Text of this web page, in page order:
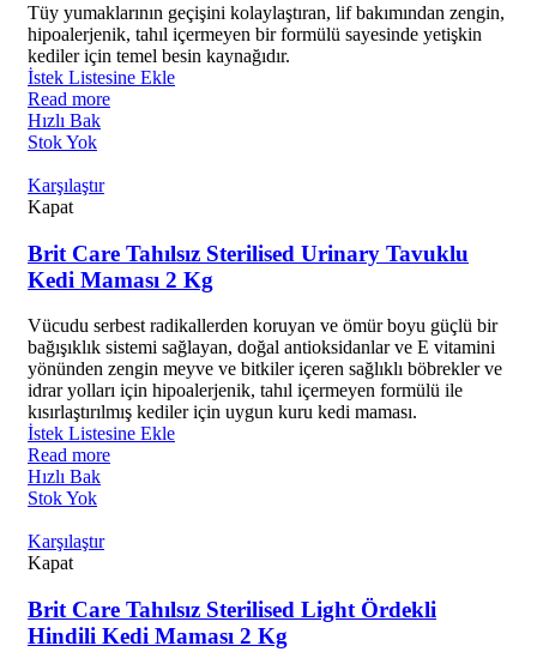
Tüy yumaklarının geçişini kolaylaştıran, lif bakımından zengin,
hipoalerjenik, tahıl içermeyen bir formülü sayesinde yetişkin
kediler için temel besin kaynağıdır.
İstek Listesine Ekle
Read more
Hızlı Bak
Stok Yok
Karşılaştır
Kapat
Brit Care Tahılsız Sterilised Urinary Tavuklu
Kedi Maması 2 Kg
Vücudu serbest radikallerden koruyan ve ömür boyu güçlü bir
bağışıklık sistemi sağlayan, doğal antioksidanlar ve E vitamini
yönünden zengin meyve ve bitkiler içeren sağlıklı böbrekler ve
idrar yolları için hipoalerjenik, tahıl içermeyen formülü ile
kısırlaştırılmış kediler için uygun kuru kedi maması.
İstek Listesine Ekle
Read more
Hızlı Bak
Stok Yok
Karşılaştır
Kapat
Brit Care Tahılsız Sterilised Light Ördekli
Hindili Kedi Maması 2 Kg